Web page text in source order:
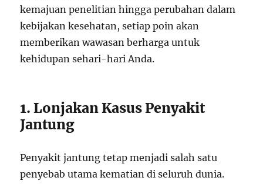
kemajuan penelitian hingga perubahan dalam
kebijakan kesehatan, setiap poin akan
memberikan wawasan berharga untuk
kehidupan sehari-hari Anda.
1. Lonjakan Kasus Penyakit
Jantung
Penyakit jantung tetap menjadi salah satu
penyebab utama kematian di seluruh dunia.